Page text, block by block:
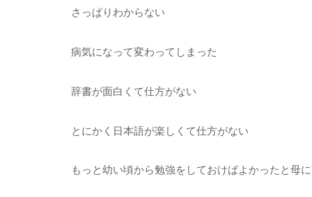
さっぱりわからない
病気になって変わってしまった
辞書が面白くて仕方がない
とにかく日本語が楽しくて仕方がない
もっと幼い頃から勉強をしておけばよかったと母